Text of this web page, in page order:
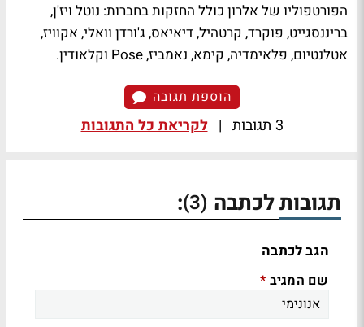
הפורטפוליו של אלרון כולל החזקות בחברות: נוטל ויז'ן,
בריננסגייט, פוקרד, קרטהיל, דיאיאס, ג'ורדן וואלי, אקוויז,
אטלנטיום, פלאימדיה, קימא, נאמביז, Pose וקלאודין.
הוספת תגובה
3 תגובות | לקריאת כל התגובות
תגובות לכתבה (3)
:
הגב לכתבה
שם המגיב *